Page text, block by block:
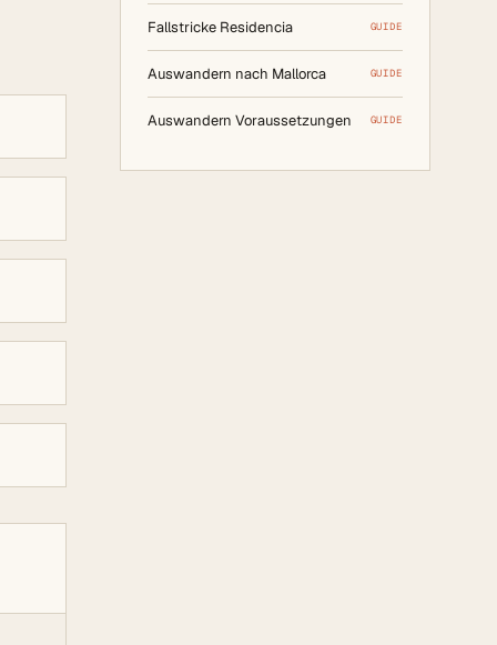
Fallstricke Residencia GUIDE
Auswandern nach Mallorca GUIDE
Auswandern Voraussetzungen GUIDE